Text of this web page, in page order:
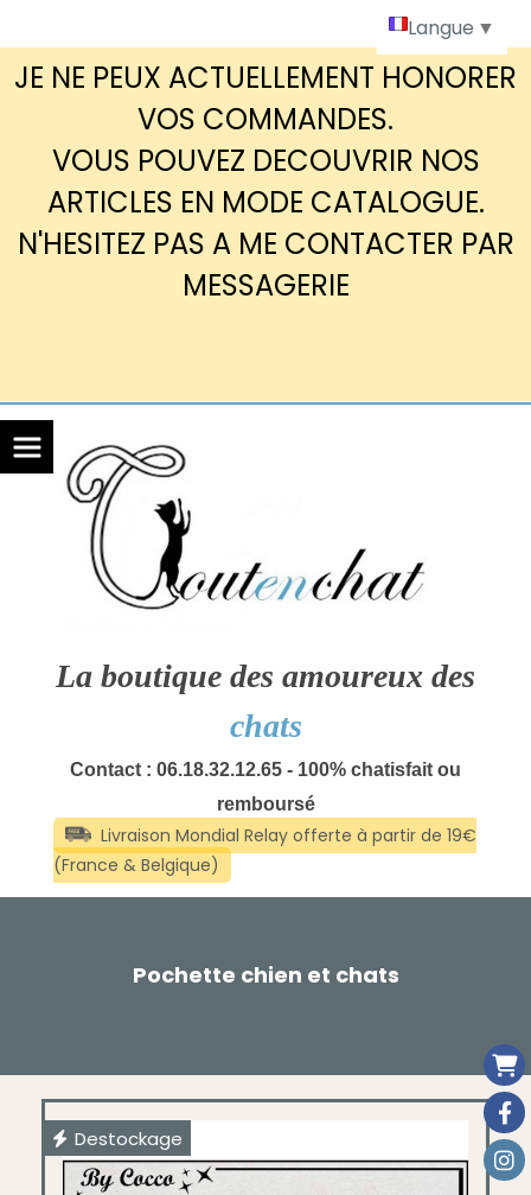
JE NE PEUX ACTUELLEMENT HONORER
VOS COMMANDES.
VOUS POUVEZ DECOUVRIR NOS
ARTICLES EN MODE CATALOGUE.
N'HESITEZ PAS A ME CONTACTER PAR
MESSAGERIE
La boutique des amoureux des
chats
Contact : 06.18.32.12.65 - 100% chatisfait ou
remboursé
Pochette chien et chats
Destockage
Langue ▼